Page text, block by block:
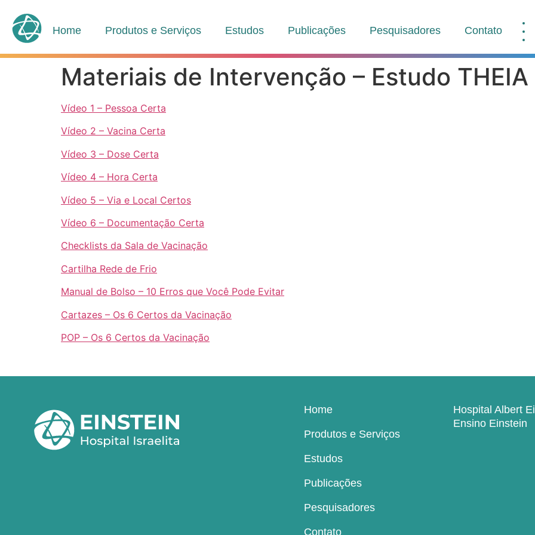
Home Produtos e Serviços Estudos Publicações Pesquisadores Contato
Materiais de Intervenção – Estudo THEIA
Vídeo 1 – Pessoa Certa
Vídeo 2 – Vacina Certa
Vídeo 3 – Dose Certa
Vídeo 4 – Hora Certa
Vídeo 5 – Via e Local Certos
Vídeo 6 – Documentação Certa
Checklists da Sala de Vacinação
Cartilha Rede de Frio
Manual de Bolso – 10 Erros que Você Pode Evitar
Cartazes – Os 6 Certos da Vacinação
POP – Os 6 Certos da Vacinação
Home
Produtos e Serviços
Estudos
Publicações
Pesquisadores
Contato
Hospital Albert
Ensino Einstein